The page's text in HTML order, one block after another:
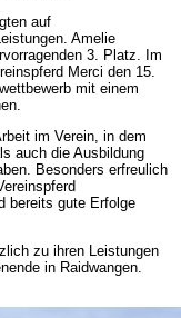
auf
Amelie
3. Platz. Im
Merci den 15.
mit einem
im Verein, in dem
auch die Ausbildung
Besonders erfreulich
bereits gute Erfolge
zu ihren Leistungen
in Raidwangen.